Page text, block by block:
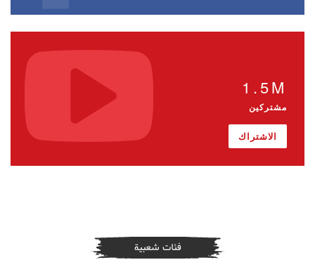
1.5M
مشتركين
الاشتراك
فئات شعبية